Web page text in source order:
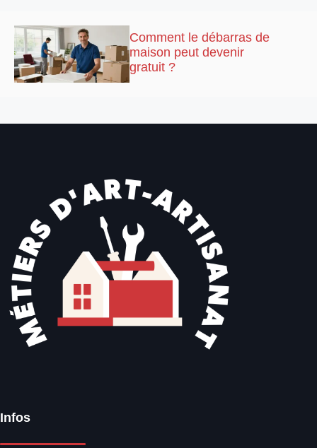
Comment le débarras de
maison peut devenir
gratuit ?
Infos